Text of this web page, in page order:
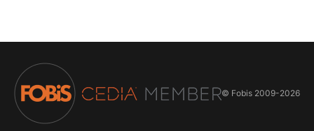
© Fobis 2009-2026